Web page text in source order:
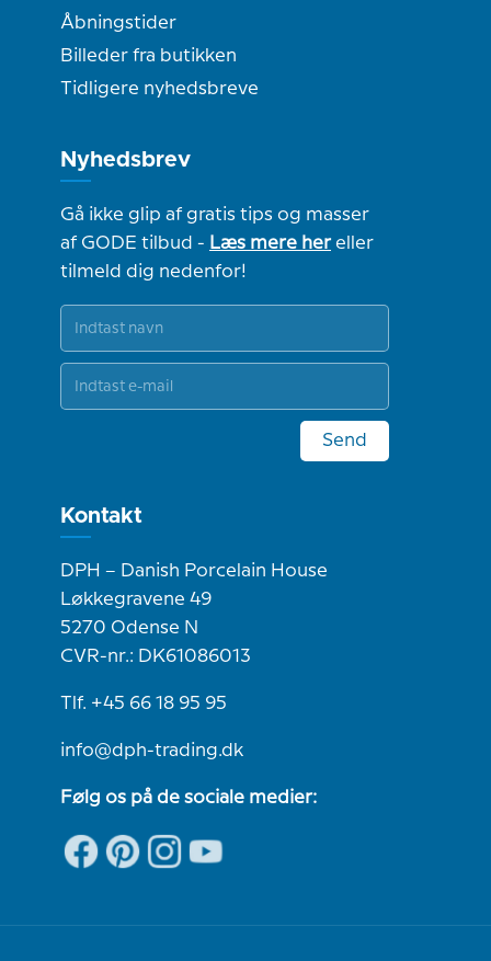
Åbningstider
Billeder fra butikken
Tidligere nyhedsbreve
Nyhedsbrev
Gå ikke glip af gratis tips og masser
af GODE tilbud - Læs mere hereller
tilmeld dig nedenfor!
Send
Kontakt
DPH – Danish Porcelain House
Løkkegravene 49
5270 Odense N
CVR-nr.: DK61086013
Tlf. +45 66 18 95 95
info@dph-trading.dk
Følg os på de sociale medier: